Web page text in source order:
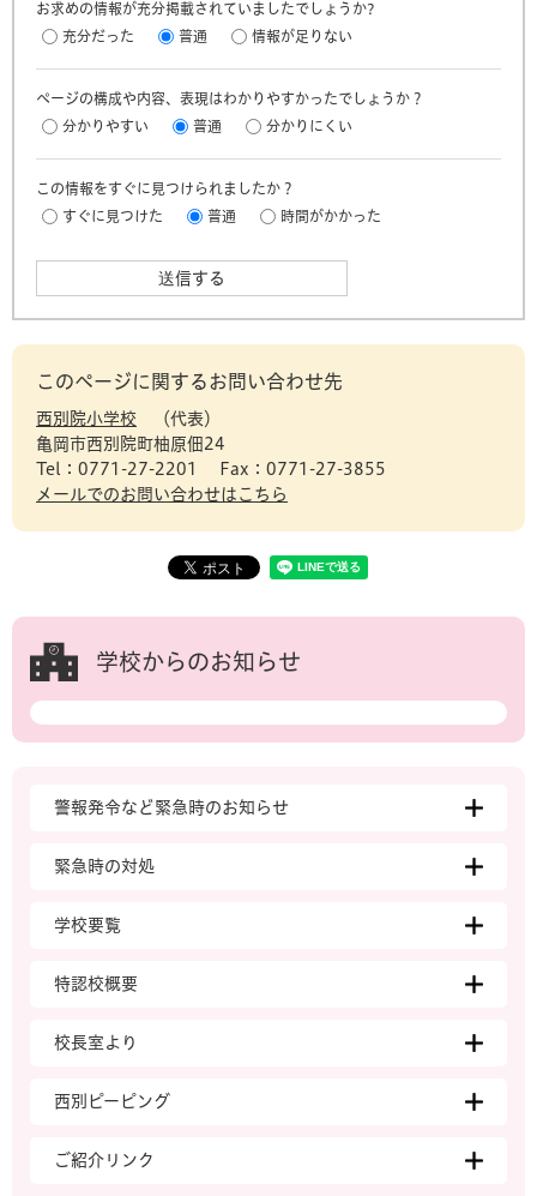
お求めの情報が充分掲載されていましたでしょうか?
充分だった
普通 情報が足りない
ページの構成や内容、表現はわかりやすかったでしょうか？
分かりやすい
普通 分かりにくい
この情報をすぐに見つけられましたか？
すぐに見つけた
普通 時間がかかった
このページに関するお問い合わせ先
西別院小学校
代表
亀岡市西別院町柚原佃24
Tel：0771-27-2201
Fax：0771-27-3855
メールでのお問い合わせはこちら
学校からのお知らせ
警報発令など緊急時のお知らせ
緊急時の対処
学校要覧
特認校概要
校長室より
西別ピーピング
ご紹介リンク